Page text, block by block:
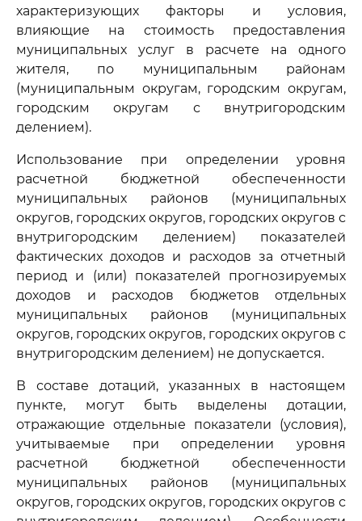
характеризующих факторы и условия,
влияющие на стоимость предоставления
муниципальных услуг в расчете на одного
жителя, по муниципальным районам
(муниципальным округам, городским округам,
городским округам с внутригородским
делением).
Использование при определении уровня
расчетной бюджетной обеспеченности
муниципальных районов (муниципальных
округов, городских округов, городских округов с
внутригородским делением) показателей
фактических доходов и расходов за отчетный
период и (или) показателей прогнозируемых
доходов и расходов бюджетов отдельных
муниципальных районов (муниципальных
округов, городских округов, городских округов с
внутригородским делением) не допускается.
В составе дотаций, указанных в настоящем
пункте, могут быть выделены дотации,
отражающие отдельные показатели (условия),
учитываемые при определении уровня
расчетной бюджетной обеспеченности
муниципальных районов (муниципальных
округов, городских округов, городских округов с